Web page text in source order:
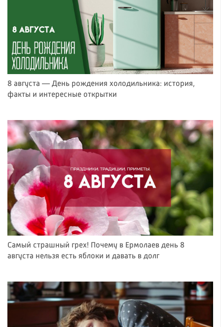
8 августа — День рождения холодильника: история,
факты и интересные открытки
Самый страшный грех! Почему в Ермолаев день 8
августа нельзя есть яблоки и давать в долг